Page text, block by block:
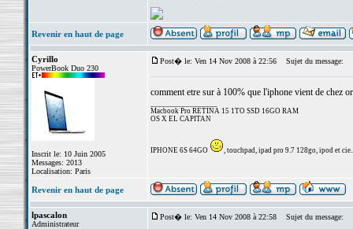
Revenir en haut de page
Cyrillo
PowerBook Duo 230
Inscrit le: 10 Juin 2005
Messages: 2013
Localisation: Paris
Post� le: Ven 14 Nov 2008 à 22:56 Sujet du message:
comment etre sur à 100% que l'iphone vient de chez
Macbook Pro RETINA 15 1TO SSD 16GO RAM
OS X EL CAPITAN
IPHONE 6S 64GO , touchpad, ipad pro 9.7 128go, ipod et
Revenir en haut de page
lpascalon
Administrateur
Post� le: Ven 14 Nov 2008 à 22:58 Sujet du message: